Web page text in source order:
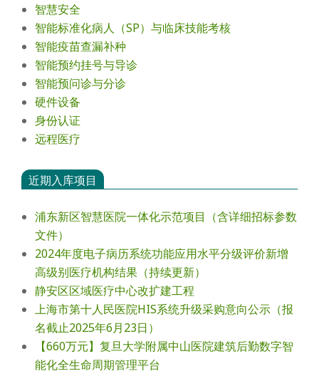
智慧安全
智能标准化病人（SP）与临床技能考核
智能疫苗查漏补种
智能预约挂号与导诊
智能预问诊与分诊
硬件设备
身份认证
远程医疗
近期入库项目
浦东新区智慧医院一体化示范项目（含详细招标参数
文件）
2024年度电⼦病历系统功能应⽤⽔平分级评价新增
⾼级别医疗机构结果（持续更新）
静安区区域医疗中心改扩建工程
上海市第十人民医院HIS系统升级采购意向公示（报
名截止2025年6月23日）
【660万元】复旦大学附属中山医院建筑后勤数字智
能化全生命周期管理平台